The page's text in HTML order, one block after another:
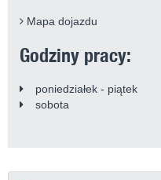
Mapa dojazdu
Godziny pracy:
poniedziałek - piątek
sobota